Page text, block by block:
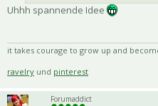
Uhhh spannende Idee
it takes courage to grow up and
ravelry und pinterest
Forumaddict